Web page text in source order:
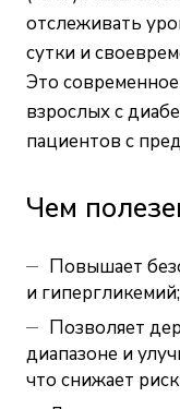
отслеживать
сутки и
Это
взрослых с
пациентов с
Чем
Повышает
и гипергликемий;
Позволяет
диапазоне и
что снижает